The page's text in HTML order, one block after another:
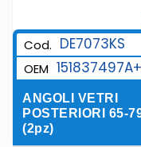
Cod. DE7073KS
OEM
ANGOLI VETRI
POSTERIORI 65-
(2pz)